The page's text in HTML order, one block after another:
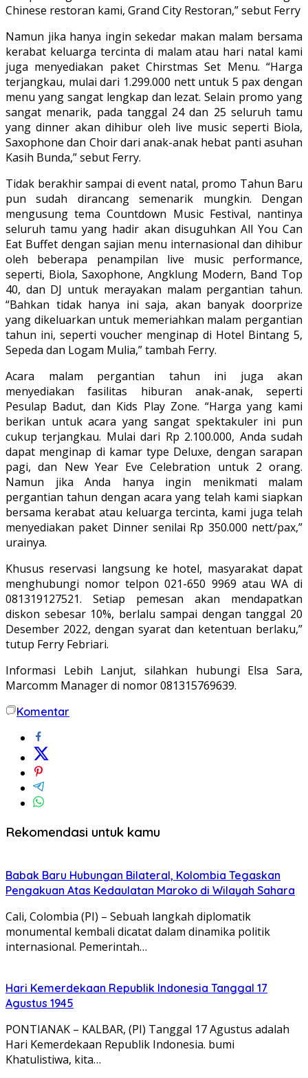
Chinese restoran kami, Grand City Restoran,” sebut Ferry
Namun jika hanya ingin sekedar makan malam bersama
kerabat keluarga tercinta di malam atau hari natal kami
juga menyediakan paket Chirstmas Set Menu. “Harga
terjangkau, mulai dari 1.299.000 nett untuk 5 pax dengan
menu yang sangat lengkap dan lezat. Selain promo yang
sangat menarik, pada tanggal 24 dan 25 seluruh tamu
yang dinner akan dihibur oleh live music seperti Biola,
Saxophone dan Choir dari anak-anak hebat panti asuhan
Kasih Bunda,” sebut Ferry.
Tidak berakhir sampai di event natal, promo Tahun Baru
pun sudah dirancang semenarik mungkin. Dengan
mengusung tema Countdown Music Festival, nantinya
seluruh tamu yang hadir akan disuguhkan All You Can
Eat Buffet dengan sajian menu internasional dan dihibur
oleh beberapa penampilan live music performance,
seperti, Biola, Saxophone, Angklung Modern, Band Top
40, dan DJ untuk merayakan malam pergantian tahun.
“Bahkan tidak hanya ini saja, akan banyak doorprize
yang dikeluarkan untuk memeriahkan malam pergantian
tahun ini, seperti voucher menginap di Hotel Bintang 5,
Sepeda dan Logam Mulia,” tambah Ferry.
Acara malam pergantian tahun ini juga akan
menyediakan fasilitas hiburan anak-anak, seperti
Pesulap Badut, dan Kids Play Zone. “Harga yang kami
berikan untuk acara yang sangat spektakuler ini pun
cukup terjangkau. Mulai dari Rp 2.100.000, Anda sudah
dapat menginap di kamar type Deluxe, dengan sarapan
pagi, dan New Year Eve Celebration untuk 2 orang.
Namun jika Anda hanya ingin menikmati malam
pergantian tahun dengan acara yang telah kami siapkan
bersama kerabat atau keluarga tercinta, kami juga telah
menyediakan paket Dinner senilai Rp 350.000 nett/pax,”
urainya.
Khusus reservasi langsung ke hotel, masyarakat dapat
menghubungi nomor telpon 021-650 9969 atau WA di
081319127521. Setiap pemesan akan mendapatkan
diskon sebesar 10%, berlalu sampai dengan tanggal 20
Desember 2022, dengan syarat dan ketentuan berlaku,”
tutup Ferry Febriari.
Informasi Lebih Lanjut, silahkan hubungi Elsa Sara,
Marcomm Manager di nomor 081315769639.
Komentar
Rekomendasi untuk kamu
Babak Baru Hubungan Bilateral, Kolombia Tegaskan
Pengakuan Atas Kedaulatan Maroko di Wilayah Sahara
Cali, Colombia (PI) – Sebuah langkah diplomatik
monumental kembali dicatat dalam dinamika politik
internasional. Pemerintah…
Hari Kemerdekaan Republik Indonesia Tanggal 17
Agustus 1945
PONTIANAK – KALBAR, (PI) Tanggal 17 Agustus adalah
Hari Kemerdekaan Republik Indonesia. bumi
Khatulistiwa, kita…